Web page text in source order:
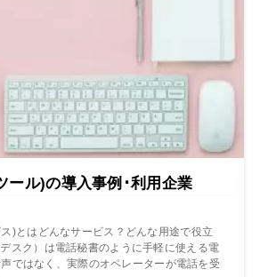
ール)の導入事例･利用企業
)とはどんなサービス？どんな用途で役立
スク）は電話秘書のように手軽に使える電
ではなく、実際のオペレーターが電話を受